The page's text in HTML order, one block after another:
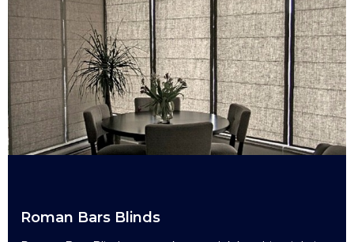
Roman Bars Blinds